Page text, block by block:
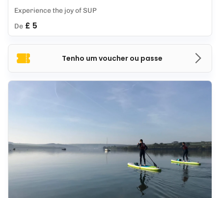
Tenho um voucher ou passe
Experience the joy of SUP
De £ 5